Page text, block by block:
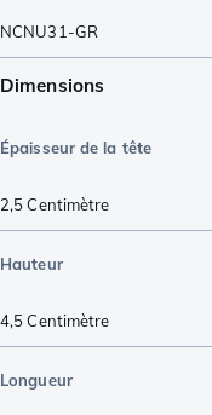
NCNU31-GR
Dimensions
Épaisseur de la tête
2,5Centimètre
Hauteur
4,5Centimètre
Longueur